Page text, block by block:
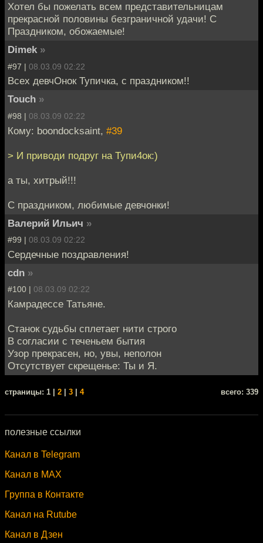
Хотел бы пожелать всем представительницам
прекрасной половины безграничной удачи! С
Праздником, обожаемые!
Dimek »
#97 | 08.03.09 02:22
Всех девчОнок Тупичка, с праздником!!
Touch »
#98 | 08.03.09 02:22
Кому: boondocksaint, #39
> И приводи подруг на Тупи4ок:)
а ты, хитрый!!!
С праздником, любимые девчонки!
Валерий Ильич »
#99 | 08.03.09 02:22
Сердечные поздравления!
cdn »
#100 | 08.03.09 02:22
Камрадессе Татьяне.
Станок судьбы сплетает нити строго
В согласии с теченьем бытия
Узор прекрасен, но, увы, неполон
Отсутствует скрещенье: Ты и Я.
cтраницы: 1 | 2 | 3 | 4 всего: 339
полезные ссылки
Канал в Telegram
Канал в MAX
Группа в Контакте
Канал на Rutube
Канал в Дзен